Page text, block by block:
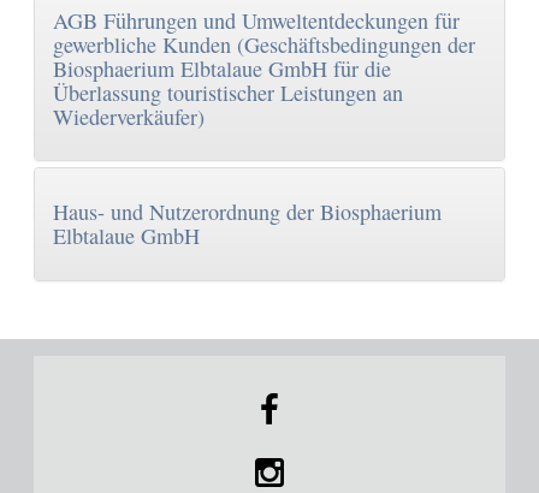
Anfahrt, Öffnungszeiten, Preise
Nachwuchs in der Biberburg
Das Bleckeder Storchennest
Biosphärenraum
Kronkorkensammlung durch die Stadt Bleckede
Bock auf Abenteuer an der Elbe?
WLAN auf dem Schlosshof
Shop
Prospektbestellung
Faltblätter zum Download
Videos
Links
AGB Führungen und Umweltentdeckungen für
gewerbliche Kunden (Geschäftsbedingungen der
Biosphaerium Elbtalaue GmbH für die
Überlassung touristischer Leistungen an
Wiederverkäufer)
Haus- und Nutzerordnung der Biosphaerium
Elbtalaue GmbH